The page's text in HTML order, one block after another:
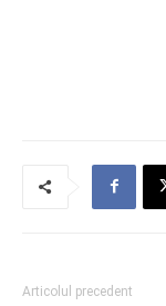
Articolul precedent